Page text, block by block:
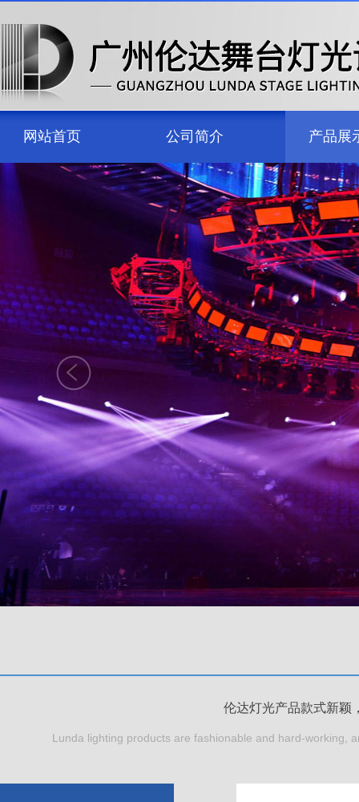
网站首页 公司简介 产品展
伦达灯光产品款式新颖
Lunda lighting products are fashionable and hard-working,